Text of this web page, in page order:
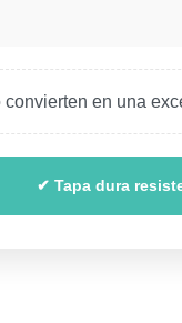
en una
✔ Tapa dura